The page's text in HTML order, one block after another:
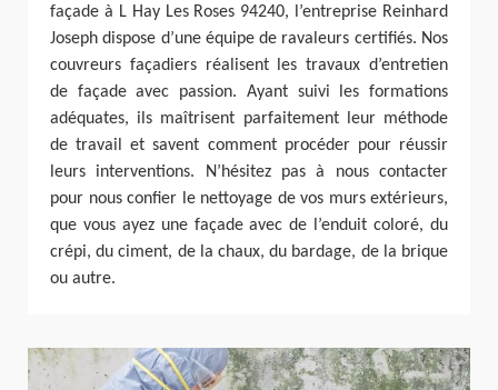
façade à L Hay Les Roses 94240, l’entreprise Reinhard
Joseph dispose d’une équipe de ravaleurs certifiés. Nos
couvreurs façadiers réalisent les travaux d’entretien
de façade avec passion. Ayant suivi les formations
adéquates, ils maîtrisent parfaitement leur méthode
de travail et savent comment procéder pour réussir
leurs interventions. N’hésitez pas à nous contacter
pour nous confier le nettoyage de vos murs extérieurs,
que vous ayez une façade avec de l’enduit coloré, du
crépi, du ciment, de la chaux, du bardage, de la brique
ou autre.